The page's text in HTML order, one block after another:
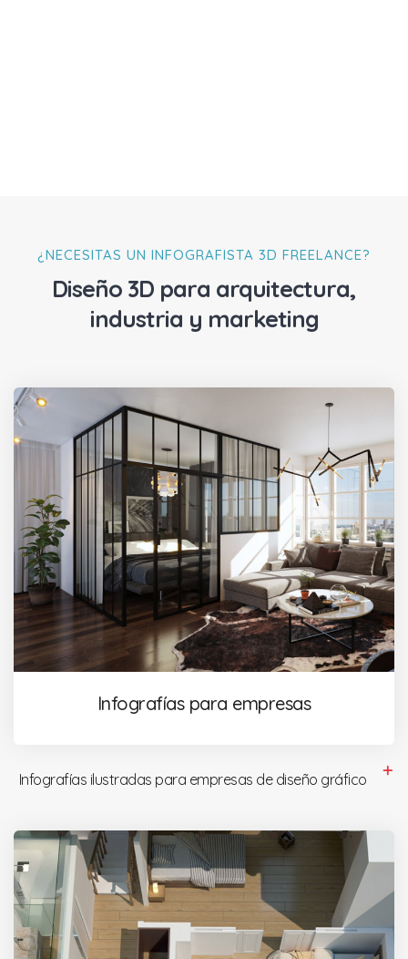
¿NECESITAS UN INFOGRAFISTA 3D FREELANCE?
Diseño 3D para arquitectura,
industria y marketing
Infografías para empresas
Infografías ilustradas para empresas de diseño gráfico